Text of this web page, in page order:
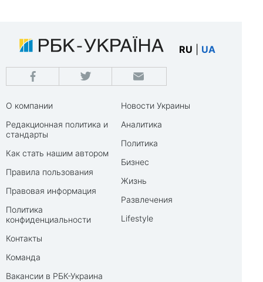
RU UA
О компании
Редакционная политика и
стандарты
Как стать нашим автором
Правила пользования
Правовая информация
Политика
конфиденциальности
Контакты
Команда
Вакансии в РБК-Украина
Новости Украины
Аналитика
Политика
Бизнес
Жизнь
Развлечения
Lifestyle